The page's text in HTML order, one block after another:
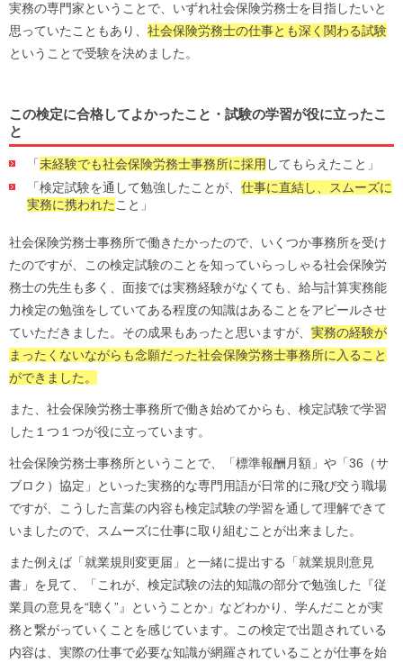
実務の専門家ということで、いずれ社会保険労務士を目指したいと
思っていたこともあり、 社会保険労務士の仕事とも深く関わる試験
ということで受験を決めました。
この検定に合格してよかったこと・試験の学習が役に立ったこ
と
「未経験でも社会保険労務士事務所に採用 してもらえたこと」
「検定試験を通して勉強したことが、 仕事に直結し、スムーズに
実務に携われたこと」
社会保険労務士事務所で働きたかったので、いくつか事務所を受け
たのですが、この検定試験のことを知っていらっしゃる社会保険労
務士の先生も多く、面接では実務経験がなくても、給与計算実務能
力検定の勉強をしていてある程度の知識はあることをアピールさせ
ていただきました。その成果もあったと思いますが、 実務の経験が
まったくないながらも念願だった社会保険労務士事務所に入ること
ができました。
また、社会保険労務士事務所で働き始めてからも、検定試験で学習
した１つ１つが役に立っています。
社会保険労務士事務所ということで、「標準報酬月額」や「36（サ
ブロク）協定」といった実務的な専門用語が日常的に飛び交う職場
ですが、こうした言葉の内容も検定試験の学習を通して理解できて
いましたので、スムーズに仕事に取り組むことが出来ました。
また例えば「就業規則変更届」と一緒に提出する「就業規則意見
書」を見て、「これが、検定試験の法的知識の部分で勉強した『従
業員の意見を“聴く”』ということか」などわかり、学んだことが実
務と繋がっていくことを感じています。この検定で出題されている
内容は、実際の仕事で必要な知識が網羅されていることが仕事を始